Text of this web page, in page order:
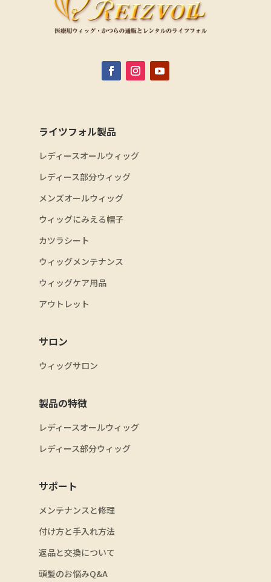
ライツフォル製品
レディースオールウィッグ
レディース部分ウィッグ
メンズオールウィッグ
ウィッグにみえる帽子
カツラシート
ウィッグメンテナンス
ウィッグケア用品
アウトレット
サロン
ウィッグサロン
製品の特徴
レディースオールウィッグ
レディース部分ウィッグ
サポート
メンテナンスと修理
付け方と手入れ方法
返品と交換について
頭髪のお悩みQ&A